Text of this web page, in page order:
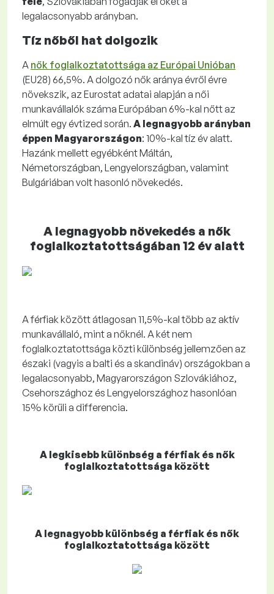
legalacsonyabb arányban.
Tíz nőből hat dolgozik
A nők foglalkoztatottsága az Európai Unióban
(EU28) 66,5%. A dolgozó nők aránya évről évre
növekszik, az Eurostat adatai alapján a női
munkavállalók száma Európában 6%-kal nőtt az
elmúlt egy évtized során. A legnagyobb arányban
éppen Magyarországon: 10%-kal tíz év alatt.
Hazánk mellett egyébként Máltán,
Németországban, Lengyelországban, valamint
Bulgáriában volt hasonló növekedés.
A legnagyobb növekedés a nők
foglalkoztatottságában 12 év alatt
A férfiak között átlagosan 11,5%-kal több az aktív
munkavállaló, mint a nőknél. A két nem
foglalkoztatottsága közti különbség jellemzően az
északi (vagyis a balti és a skandináv) országokban a
legalacsonyabb, Magyarországon Szlovákiához,
Csehországhoz és Lengyelországhoz hasonlóan
15% körüli a differencia.
A legkisebb különbség a férfiak és nők
foglalkoztatottsága között
A legnagyobb különbség a férfiak és nők
foglalkoztatottsága között